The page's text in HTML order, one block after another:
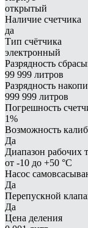
открытый
Наличие счетчика
да
Тип счётчика
электронный
Разрядность
99 999 литров
Разрядность
999 999 литров
Погрешность
1%
Возможность
Да
Диапазон рабочих
от -10 до +50 °С
Насос
Да
Перепускной
Да
Цена деления